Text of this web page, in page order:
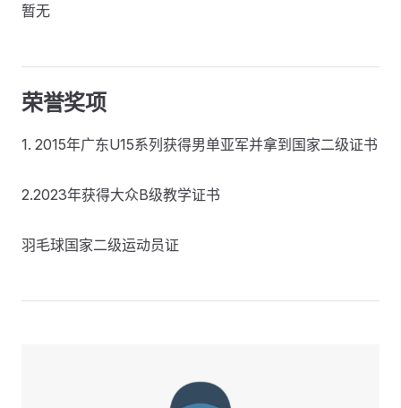
暂无
荣誉奖项
1. 2015年广东U15系列获得男单亚军并拿到国家二级证书
2.2023年获得大众B级教学证书
羽毛球国家二级运动员证